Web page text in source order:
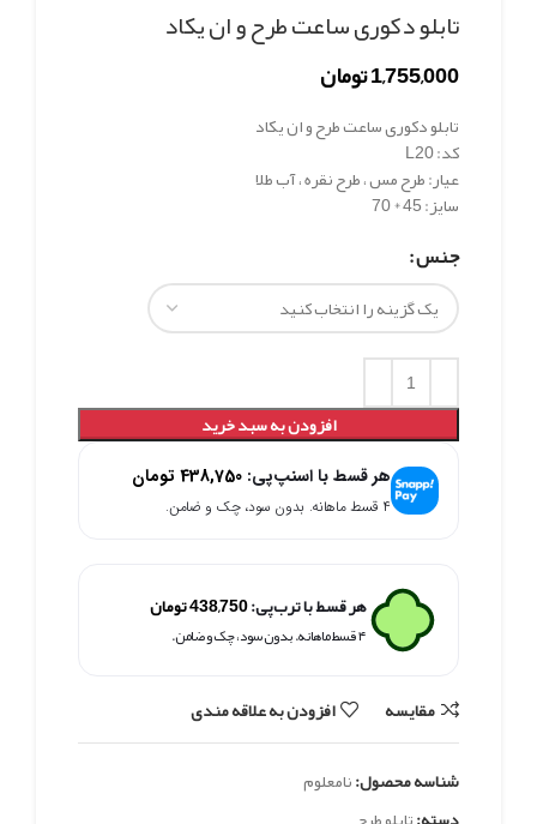
تابلو دکوری ساعت طرح و ان یکاد
1,755,000تومان
تابلو دکوری ساعت طرح و ان یکاد
کد: L20
عیار: طرح مس ، طرح نقره ، آب طلا
سایز: 45 * 70
جنس
افزودن به سبد خرید
هر قسط با اسنپ‌پی: 438,750 تومان
۴ قسط ماهانه. بدون سود، چک و ضامن.
هر قسط با ترب‌پی:438,750تومان
۴ قسط ماهانه. بدون سود، چک و ضامن.
مقايسه افزودن به علاقه مندی
شناسه محصول:نامعلوم